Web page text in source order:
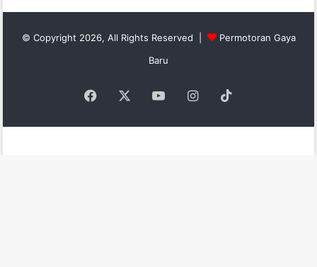
© Copyright 2026, All Rights Reserved |
Permotoran Gaya
Baru
Facebook YouTubeInstagram